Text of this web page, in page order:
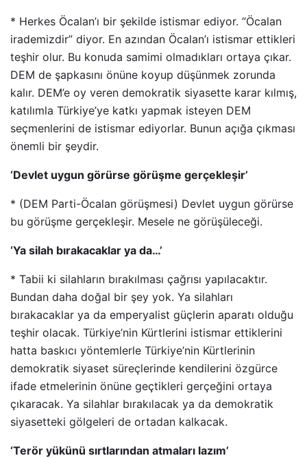
* Herkes Öcalan’ı bir şekilde istismar ediyor. “Öcalan
irademizdir” diyor. En azından Öcalan’ı istismar ettikleri
teşhir olur. Bu konuda samimi olmadıkları ortaya çıkar.
DEM de şapkasını önüne koyup düşünmek zorunda
kalır. DEM’e oy veren demokratik siyasette karar kılmış,
katılımla Türkiye’ye katkı yapmak isteyen DEM
seçmenlerini de istismar ediyorlar. Bunun açığa çıkması
önemli bir şeydir.
‘Devlet uygun görürse görüşme gerçekleşir’
* (DEM Parti-Öcalan görüşmesi) Devlet uygun görürse
bu görüşme gerçekleşir. Mesele ne görüşüleceği.
‘Ya silah bırakacaklar ya da…’
* Tabii ki silahların bırakılması çağrısı yapılacaktır.
Bundan daha doğal bir şey yok. Ya silahları
bırakacaklar ya da emperyalist güçlerin aparatı olduğu
teşhir olacak. Türkiye’nin Kürtlerini istismar ettiklerini
hatta baskıcı yöntemlerle Türkiye’nin Kürtlerinin
demokratik siyaset süreçlerinde kendilerini özgürce
ifade etmelerinin önüne geçtikleri gerçeğini ortaya
çıkaracak. Ya silahlar bırakılacak ya da demokratik
siyasetteki gölgeleri de ortadan kalkacak.
‘Terör yükünü sırtlarından atmaları lazım’